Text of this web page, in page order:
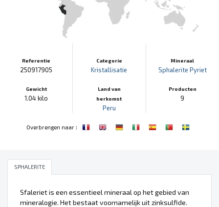
Referentie
250917905
Gewicht
1.04 kilo
Categorie
Kristallisatie
Land van
herkomst
Peru
Mineraal
Sphalerite Pyriet
Producten
9
Overbrengen naar:
SPHALERITE
Sfaleriet is een essentieel mineraal op het gebied van
mineralogie. Het bestaat voornamelijk uit zinksulfide.